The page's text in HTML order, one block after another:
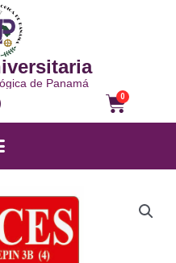
de Panamá
0